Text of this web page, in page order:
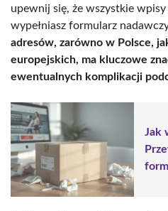
upewnij się, że wszystkie
wypełniasz formularz
adresów, zarówno w Polsce,
europejskich, ma kluczowe
ewentualnych komplikacji
Jak